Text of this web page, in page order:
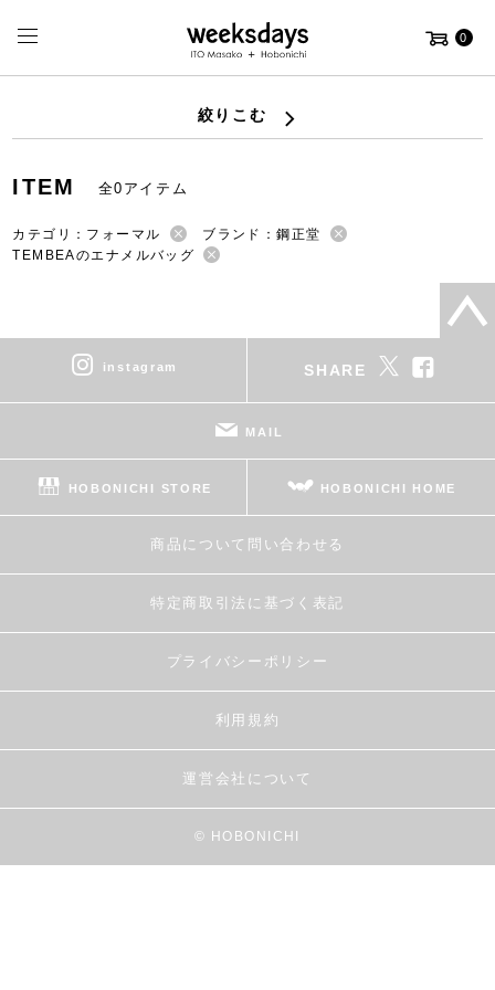
0
絞りこむ
ITEM 全0アイテム
カテゴリ：フォーマル
ブランド：鋼正堂
TEMBEAのエナメルバッグ
instagram SHARE
MAIL
HOBONICHI STORE HOBONICHI HOME
商品について問い合わせる
特定商取引法に基づく表記
プライバシーポリシー
利用規約
運営会社について
© HOBONICHI